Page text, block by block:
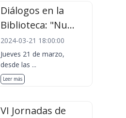
Diálogos en la
Biblioteca: "Nu...
2024-03-21 18:00:00
Jueves 21 de marzo,
desde las ...
Leer más
VI Jornadas de